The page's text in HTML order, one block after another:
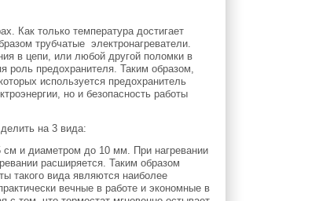
Как только температура достигает
трубчатые электронагреватели.
в цепи, или любой другой поломки в
роль предохранителя. Таким образом,
используется предохранитель
но и безопасность работы
на 3 вида:
см и диаметром до 10 мм. При нагревании
расширяется. Таким образом
такого вида являются наиболее
вечные в работе и экономные в